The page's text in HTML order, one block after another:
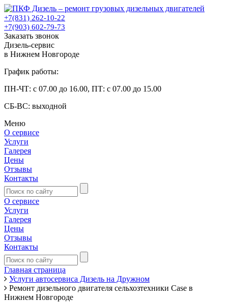
+7(831) 262-10-22
+7(903) 602-79-73
Заказать звонок
Дизель-сервис
в Нижнем Новгороде
График работы:
ПН-ЧТ: с 07.00 до 16.00, ПТ: с 07.00 до 15.00
СБ-ВС: выходной
Меню
О сервисе
Услуги
Галерея
Цены
Отзывы
Контакты
О сервисе
Услуги
Галерея
Цены
Отзывы
Контакты
Главная страница
Услуги автосервиса Дизель на Дружном
Ремонт дизельного двигателя сельхозтехники Case в
Нижнем Новгороде